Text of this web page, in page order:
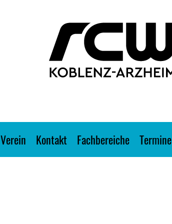
Verein Kontakt Fachbereiche Termine